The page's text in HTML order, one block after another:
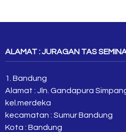
ALAMAT : JURAGAN TAS
1. Bandung
Alamat : Jln. Gandapura
kel.merdeka
kecamatan : Sumur Bandung
Kota : Bandung